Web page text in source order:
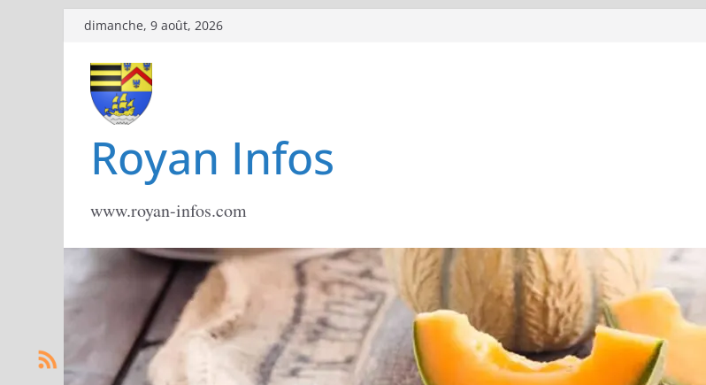
Passer
contenu
dimanche, 9 août, 2026
Royan Infos
www.royan-infos.com